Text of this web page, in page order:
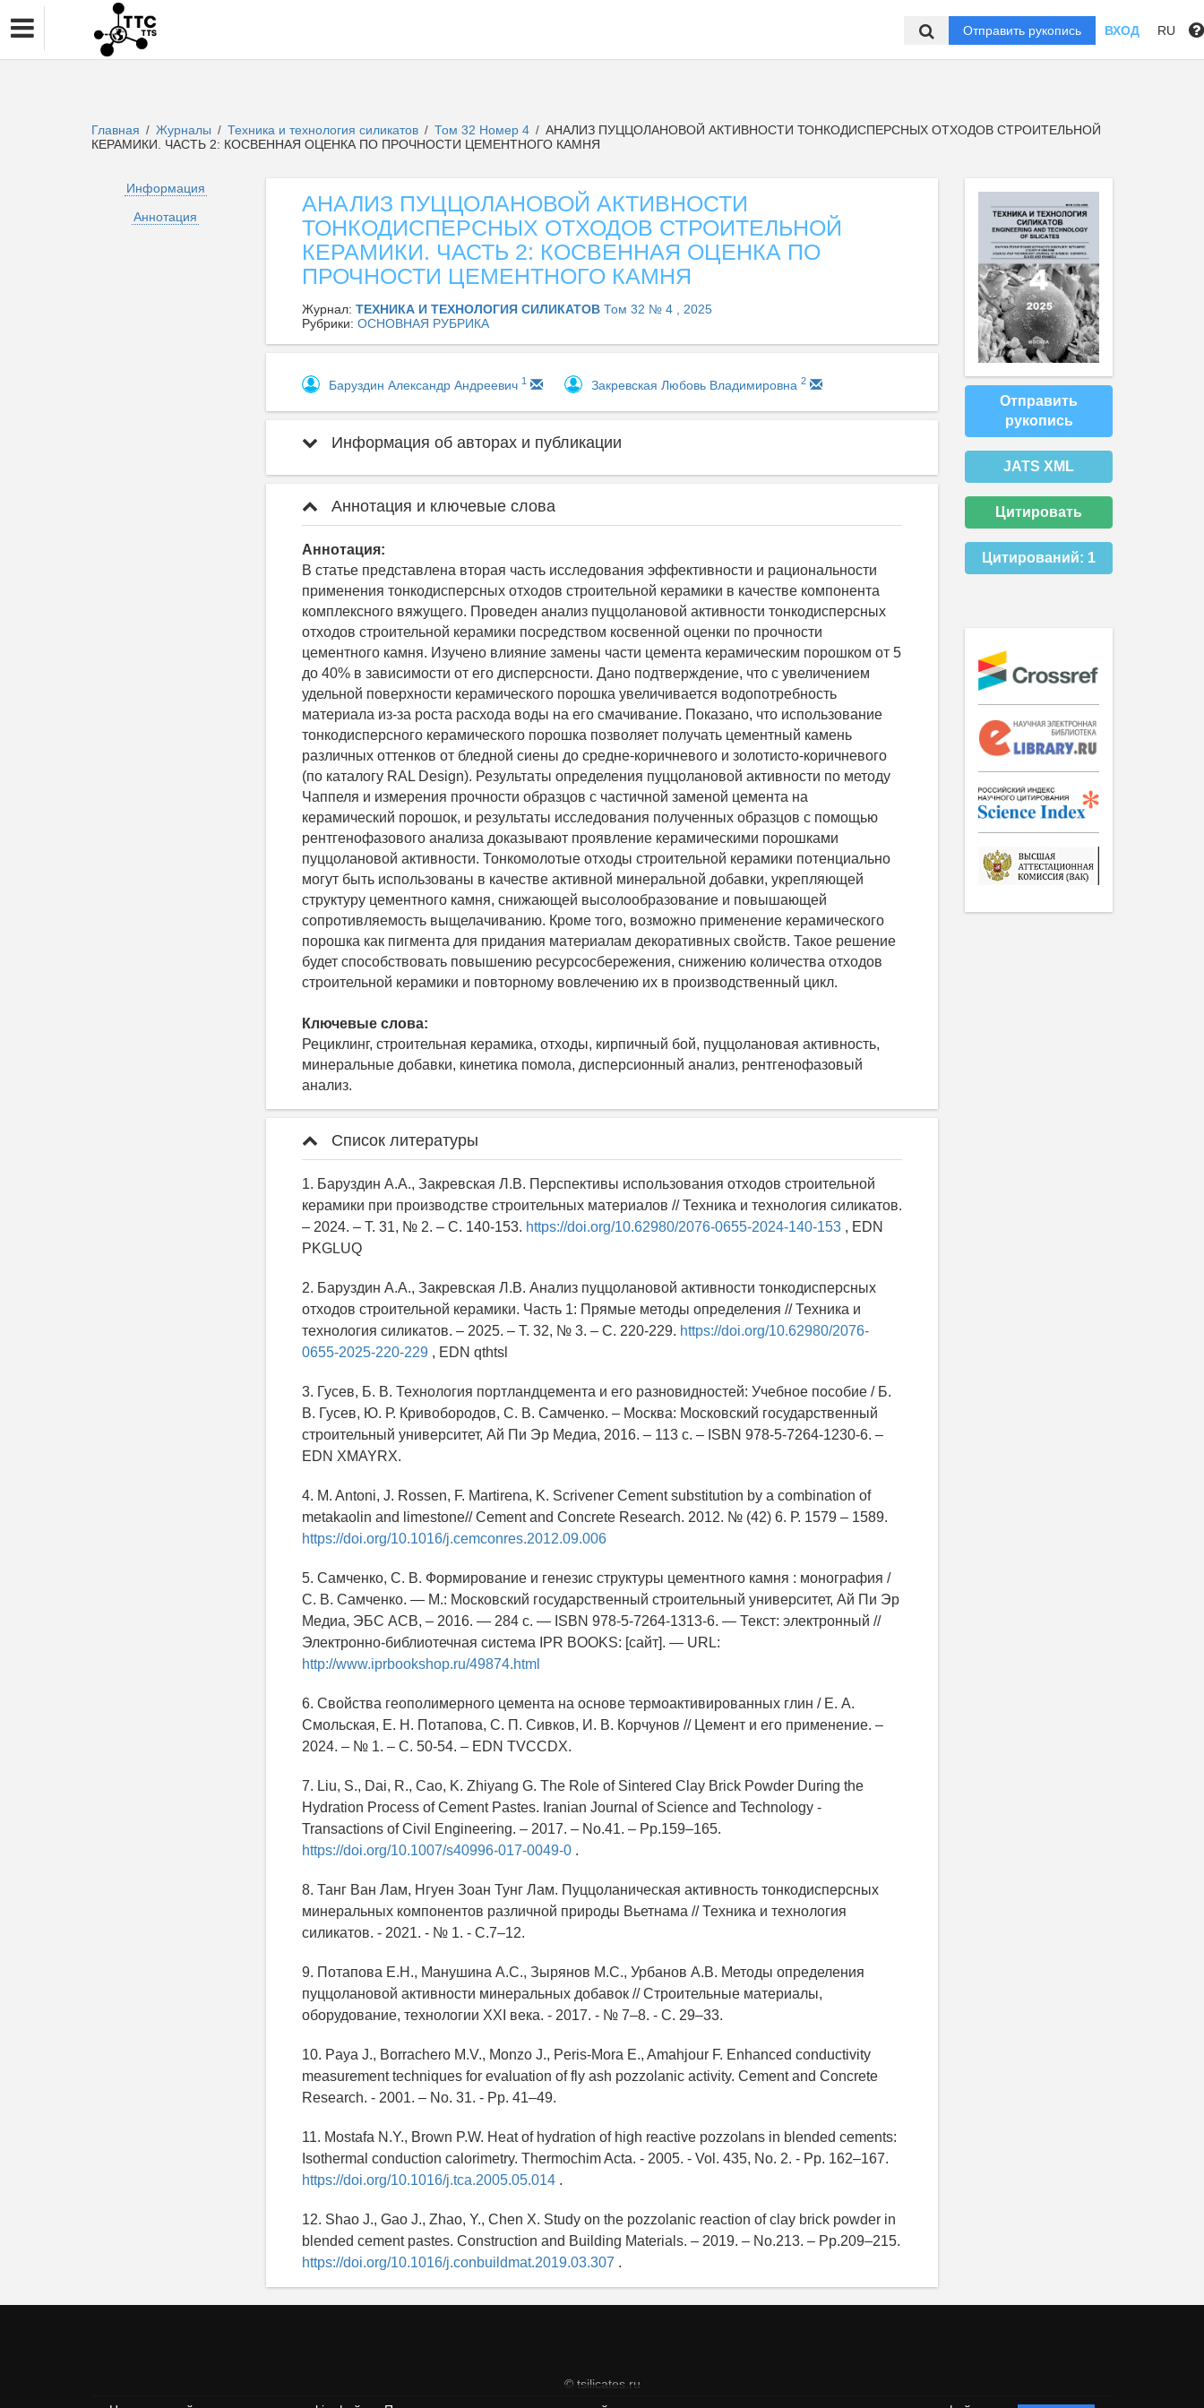
Отправить рукопись ВХОД RU
Главная / Журналы / Техника и технология силикатов / Том 32 Номер 4 / АНАЛИЗ ПУЦЦОЛАНОВОЙ АКТИВНОСТИ ТОНКОДИСПЕРСНЫХ ОТХОДОВ СТРОИТЕЛЬНОЙ
КЕРАМИКИ. ЧАСТЬ 2: КОСВЕННАЯ ОЦЕНКА ПО ПРОЧНОСТИ ЦЕМЕНТНОГО КАМНЯ
Информация
Аннотация
АНАЛИЗ ПУЦЦОЛАНОВОЙ АКТИВНОСТИ
ТОНКОДИСПЕРСНЫХ ОТХОДОВ СТРОИТЕЛЬНОЙ
КЕРАМИКИ. ЧАСТЬ 2: КОСВЕННАЯ ОЦЕНКА ПО
ПРОЧНОСТИ ЦЕМЕНТНОГО КАМНЯ
Журнал: ТЕХНИКА И ТЕХНОЛОГИЯ СИЛИКАТОВ Том 32 № 4 , 2025
Рубрики: ОСНОВНАЯ РУБРИКА
Баруздин Александр Андреевич 1 Закревская Любовь Владимировна 2
Информация об авторах и публикации
Аннотация и ключевые слова
Аннотация:
В статье представлена вторая часть исследования эффективности и рациональности
применения тонкодисперсных отходов строительной керамики в качестве компонента
комплексного вяжущего. Проведен анализ пуццолановой активности тонкодисперсных
отходов строительной керамики посредством косвенной оценки по прочности
цементного камня. Изучено влияние замены части цемента керамическим порошком от 5
до 40% в зависимости от его дисперсности. Дано подтверждение, что с увеличением
удельной поверхности керамического порошка увеличивается водопотребность
материала из-за роста расхода воды на его смачивание. Показано, что использование
тонкодисперсного керамического порошка позволяет получать цементный камень
различных оттенков от бледной сиены до средне-коричневого и золотисто-коричневого
(по каталогу RAL Design). Результаты определения пуццолановой активности по методу
Чаппеля и измерения прочности образцов с частичной заменой цемента на
керамический порошок, и результаты исследования полученных образцов с помощью
рентгенофазового анализа доказывают проявление керамическими порошками
пуццолановой активности. Тонкомолотые отходы строительной керамики потенциально
могут быть использованы в качестве активной минеральной добавки, укрепляющей
структуру цементного камня, снижающей высолообразование и повышающей
сопротивляемость выщелачиванию. Кроме того, возможно применение керамического
порошка как пигмента для придания материалам декоративных свойств. Такое решение
будет способствовать повышению ресурсосбережения, снижению количества отходов
строительной керамики и повторному вовлечению их в производственный цикл.
Ключевые слова:
Рециклинг, строительная керамика, отходы, кирпичный бой, пуццолановая активность,
минеральные добавки, кинетика помола, дисперсионный анализ, рентгенофазовый
анализ.
Список литературы
1. Баруздин А.А., Закревская Л.В. Перспективы использования отходов строительной
керамики при производстве строительных материалов // Техника и технология силикатов.
– 2024. – Т. 31, № 2. – С. 140-153. https://doi.org/10.62980/2076-0655-2024-140-153 , EDN
PKGLUQ
2. Баруздин А.А., Закревская Л.В. Анализ пуццолановой активности тонкодисперсных
отходов строительной керамики. Часть 1: Прямые методы определения // Техника и
технология силикатов. – 2025. – Т. 32, № 3. – С. 220-229. https://doi.org/10.62980/2076-
0655-2025-220-229 , EDN qthtsl
3. Гусев, Б. В. Технология портландцемента и его разновидностей: Учебное пособие / Б.
В. Гусев, Ю. Р. Кривобородов, С. В. Самченко. – Москва: Московский государственный
строительный университет, Ай Пи Эр Медиа, 2016. – 113 с. – ISBN 978-5-7264-1230-6. –
EDN XMAYRX.
4. M. Antoni, J. Rossen, F. Martirena, K. Scrivener Cement substitution by a combination of
metakaolin and limestone// Cement and Concrete Research. 2012. № (42) 6. Р. 1579 – 1589.
https://doi.org/10.1016/j.cemconres.2012.09.006
5. Самченко, С. В. Формирование и генезис структуры цементного камня : монография /
С. В. Самченко. — М.: Московский государственный строительный университет, Ай Пи Эр
Медиа, ЭБС АСВ, – 2016. — 284 c. — ISBN 978-5-7264-1313-6. — Текст: электронный //
Электронно-библиотечная система IPR BOOKS: [сайт]. — URL:
http://www.iprbookshop.ru/49874.html
6. Свойства геополимерного цемента на основе термоактивированных глин / Е. А.
Смольская, Е. Н. Потапова, С. П. Сивков, И. В. Корчунов // Цемент и его применение. –
2024. – № 1. – С. 50-54. – EDN TVCCDX.
7. Liu, S., Dai, R., Cao, K. Zhiyang G. The Role of Sintered Clay Brick Powder During the
Hydration Process of Cement Pastes. Iranian Journal of Science and Technology -
Transactions of Civil Engineering. – 2017. – No.41. – Pp.159–165.
https://doi.org/10.1007/s40996-017-0049-0 .
8. Танг Ван Лам, Нгуен Зоан Тунг Лам. Пуццоланическая активность тонкодисперсных
минеральных компонентов различной природы Вьетнама // Техника и технология
силикатов. - 2021. - № 1. - C.7–12.
9. Потапова Е.Н., Манушина А.С., Зырянов М.С., Урбанов А.В. Методы определения
пуццолановой активности минеральных добавок // Строительные материалы,
оборудование, технологии XXI века. - 2017. - № 7–8. - C. 29–33.
10. Paya J., Borrachero M.V., Monzo J., Peris-Mora E., Amahjour F. Enhanced conductivity
measurement techniques for evaluation of fly ash pozzolanic activity. Cement and Concrete
Research. - 2001. – No. 31. - Pp. 41–49.
11. Mostafa N.Y., Brown P.W. Heat of hydration of high reactive pozzolans in blended cements:
Isothermal conduction calorimetry. Thermochim Acta. - 2005. - Vol. 435, No. 2. - Pp. 162–167.
https://doi.org/10.1016/j.tca.2005.05.014 .
12. Shao J., Gao J., Zhao, Y., Chen X. Study on the pozzolanic reaction of clay brick powder in
blended cement pastes. Construction and Building Materials. – 2019. – No.213. – Pp.209–215.
https://doi.org/10.1016/j.conbuildmat.2019.03.307 .
Отправить
рукопись
JATS XML
Цитировать
Цитирований: 1
© tsilicates.ru